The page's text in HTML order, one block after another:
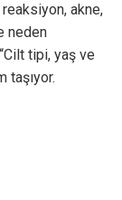
akne,
neden
tipi, yaş ve
taşıyor.